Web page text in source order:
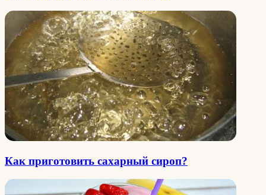
Как приготовить сахарный сироп?